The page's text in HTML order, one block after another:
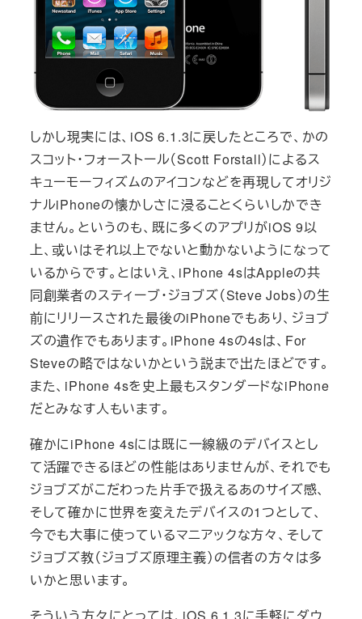
しかし現実には、iOS 6.1.3に戻したところで、かの
スコット・フォーストール（Scott Forstall）によるス
キューモーフィズムのアイコンなどを再現してオリジ
ナルiPhoneの懐かしさに浸ることくらいしかでき
ません。というのも、既に多くのアプリがiOS 9以
上、或いはそれ以上でないと動かないようになって
いるからです。とはいえ、iPhone 4sはAppleの共
同創業者のスティーブ・ジョブズ（Steve Jobs）の生
前にリリースされた最後のiPhoneでもあり、ジョブ
ズの遺作でもあります。iPhone 4sの4sは、For
Steveの略ではないかという説まで出たほどです。
また、iPhone 4sを史上最もスタンダードなiPhone
だとみなす人もいます。
確かにiPhone 4sには既に一線級のデバイスとし
て活躍できるほどの性能はありませんが、それでも
ジョブズがこだわった片手で扱えるあのサイズ感、
そして確かに世界を変えたデバイスの1つとして、
今でも大事に使っているマニアックな方々、そして
ジョブズ教（ジョブズ原理主義）の信者の方々は多
いかと思います。
そういう方々にとっては、iOS 6.1.3に手軽にダウ